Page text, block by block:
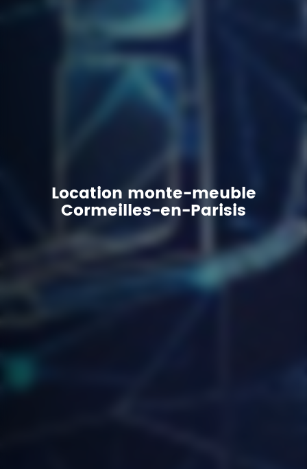
Location monte-meuble
Cormeilles-en-Parisis